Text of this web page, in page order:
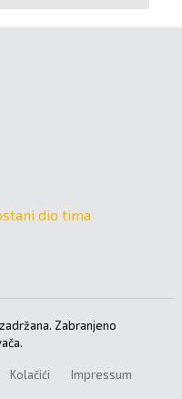
dio tima
Zabranjeno
Kolačići Impressum